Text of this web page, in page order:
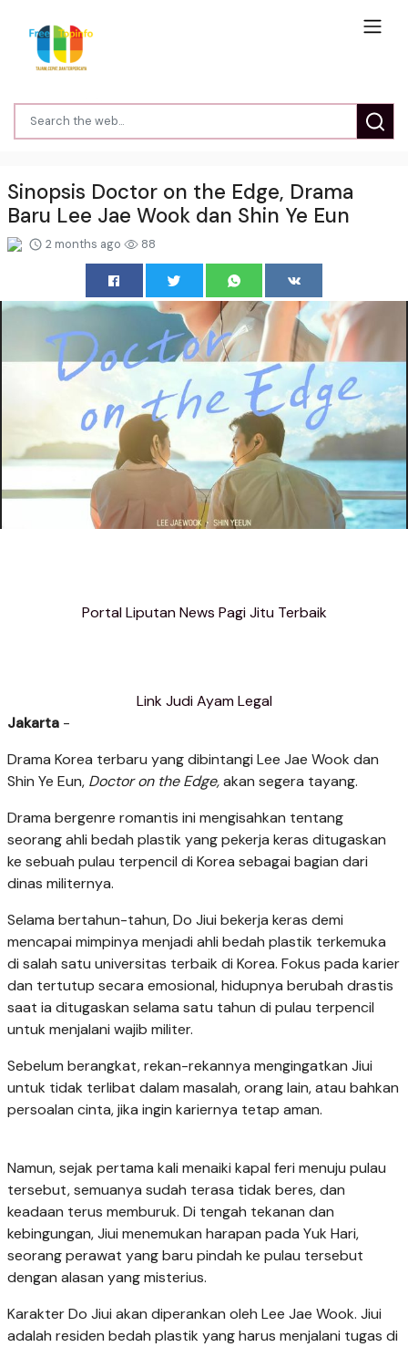
Sinopsis Doctor on the Edge, Drama
Baru Lee Jae Wook dan Shin Ye Eun
2 months ago 88
Portal Liputan News Pagi Jitu Terbaik
Link Judi Ayam Legal
Jakarta -
Drama Korea terbaru yang dibintangi Lee Jae Wook dan
Shin Ye Eun, Doctor on the Edge,akan segera tayang.
Drama bergenre romantis ini mengisahkan tentang
seorang ahli bedah plastik yang pekerja keras ditugaskan
ke sebuah pulau terpencil di Korea sebagai bagian dari
dinas militernya.
Selama bertahun-tahun, Do Jiui bekerja keras demi
mencapai mimpinya menjadi ahli bedah plastik terkemuka
di salah satu universitas terbaik di Korea. Fokus pada karier
dan tertutup secara emosional, hidupnya berubah drastis
saat ia ditugaskan selama satu tahun di pulau terpencil
untuk menjalani wajib militer.
Sebelum berangkat, rekan-rekannya mengingatkan Jiui
untuk tidak terlibat dalam masalah, orang lain, atau bahkan
persoalan cinta, jika ingin kariernya tetap aman.
Namun, sejak pertama kali menaiki kapal feri menuju pulau
tersebut, semuanya sudah terasa tidak beres, dan
keadaan terus memburuk. Di tengah tekanan dan
kebingungan, Jiui menemukan harapan pada Yuk Hari,
seorang perawat yang baru pindah ke pulau tersebut
dengan alasan yang misterius.
Karakter Do Jiui akan diperankan oleh Lee Jae Wook. Jiui
adalah residen bedah plastik yang harus menjalani tugas di